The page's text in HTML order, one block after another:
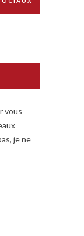
vous
je ne